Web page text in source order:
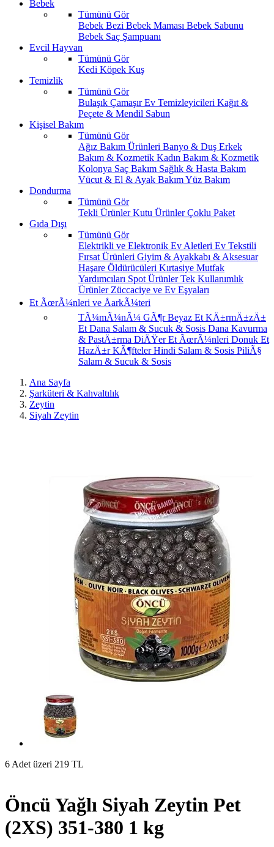
Bebek
Tümünü Gör
Bebek Bezi Bebek Maması Bebek Sabunu
Bebek Saç Şampuanı
Evcil Hayvan
Tümünü Gör
Kedi Köpek Kuş
Temizlik
Tümünü Gör
Bulaşık ÇamaşırEv Temizleyicileri Kağıt &
Peçete & Mendil Sabun
Kişisel Bakım
Tümünü Gör
Ağız Bakım Ürünleri Banyo & Duş Erkek
Bakım & Kozmetik Kadın Bakım & Kozmetik
Kolonya Saç Bakım Sağlık & Hasta Bakım
Vücut & El & Ayak BakımYüz Bakım
Dondurma
Tümünü Gör
Tekli ÜrünlerKutu ÜrünlerÇoklu Paket
Gıda Dışı
Tümünü Gör
Elektrikli ve Elektronik Ev Aletleri Ev Tekstili
Fırsat Ürünleri Giyim & Ayakkabı & Aksesuar
Haşare Öldürücüleri Kırtasiye Mutfak
Yardımcıları Spot ÜrünlerTek Kullanımlık
Ürünler Züccaciye ve Ev Eşyaları
Et ÃœrÃ¼nleri ve ÅarkÃ¼teri
TÃ¼mÃ¼nÃ¼ GÃ¶rBeyaz Et KÄ±rmÄ±zÄ±
Et Dana Salam & Sucuk & Sosis Dana Kavurma
& PastÄ±rma DiÄŸer Et ÃœrÃ¼nleri Donuk Et
HazÄ±r KÃ¶ftelerHindi Salam & Sosis PiliÃ§
Salam & Sucuk & Sosis
Ana Sayfa
Şarküteri & Kahvaltılık
Zeytin
Siyah Zeytin
6 Adet üzeri 219 TL
Öncü Yağlı Siyah Zeytin Pet
(2XS) 351-380 1 kg